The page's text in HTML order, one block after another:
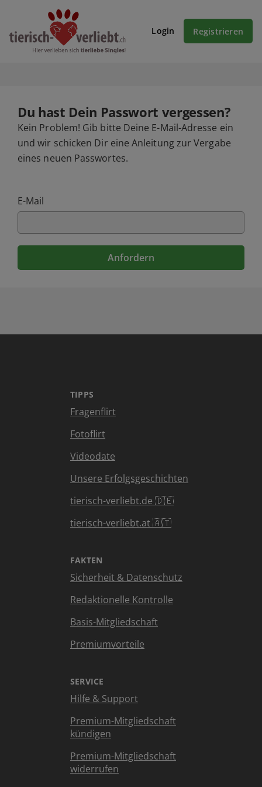
Login Registrieren
Du hast Dein Passwort vergessen?
Kein Problem! Gib bitte Deine E-Mail-Adresse ein
und wir schicken Dir eine Anleitung zur Vergabe
eines neuen Passwortes.
E-Mail
Anfordern
TIPPS
Fragenflirt
Fotoflirt
Videodate
Unsere Erfolgsgeschichten
tierisch-verliebt.de 🇩🇪
tierisch-verliebt.at 🇦🇹
FAKTEN
Sicherheit & Datenschutz
Redaktionelle Kontrolle
Basis-Mitgliedschaft
Premiumvorteile
SERVICE
Hilfe & Support
Premium-Mitgliedschaft
kündigen
Premium-Mitgliedschaft
widerrufen